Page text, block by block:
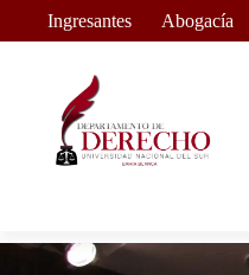
Ingresantes Abogacía